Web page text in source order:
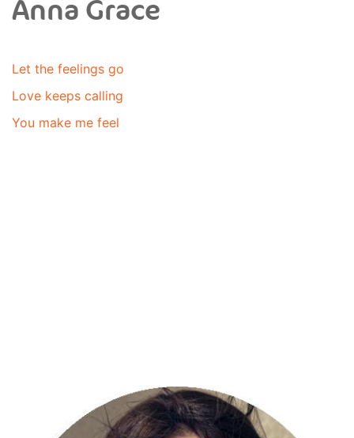
Anna Grace
Let the feelings go
Love keeps calling
You make me feel